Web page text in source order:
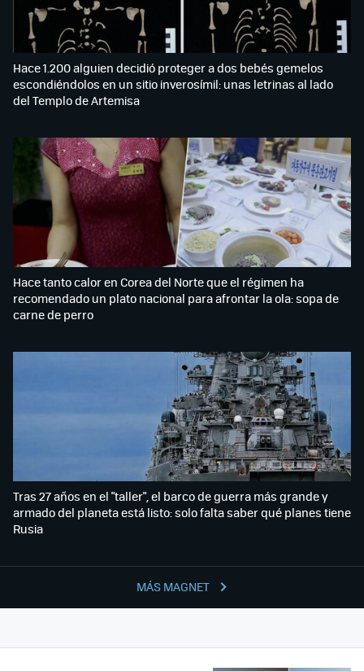
MÁS MAGNET
Hace 1.200 alguien decidió proteger a dos bebés gemelos
escondiéndolos en un sitio inverosímil: unas letrinas al lado
del Templo de Artemisa
Hace tanto calor en Corea del Norte que el régimen ha
recomendado un plato nacional para afrontar la ola: sopa de
carne de perro
Tras 27 años en el "taller", el barco de guerra más grande y
armado del planeta está listo: solo falta saber qué planes tiene
Rusia